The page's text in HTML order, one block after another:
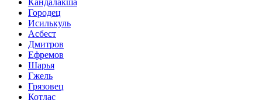
Кандалакша
Городец
Исилькуль
Асбест
Дмитров
Ефремов
Шарья
Гжель
Грязовец
Котлас